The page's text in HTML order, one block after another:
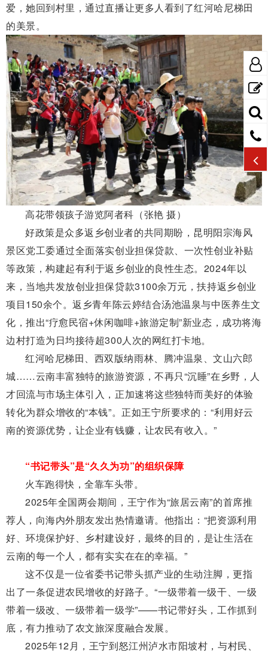
爱，她回到村里，通过直播让更多人看到了红河哈尼梯田
的美景。
高花带领孩子游览阿者科（张艳 摄）
好政策是众多返乡创业者的共同期盼，昆明阳宗海风
景区党工委通过全面落实创业担保贷款、一次性创业补贴
等政策，构建起有利于返乡创业的良性生态。2024年以
来，当地共发放创业担保贷款3100余万元，扶持返乡创业
项目150余个。返乡青年陈云婷结合汤池温泉与中医养生文
化，推出“疗愈民宿+休闲咖啡+旅游定制”新业态，成功将海
边村打造为日均接待超300人次的网红打卡地。
红河哈尼梯田、西双版纳雨林、腾冲温泉、文山六郎
城……云南丰富独特的旅游资源，不再只“沉睡”在乡野，人
才回流与市场主体引入，正加速将这些独特而美好的体验
转化为群众增收的“本钱”。正如王宁所要求的：“利用好云
南的资源优势，让企业有钱赚，让农民有收入。”
“书记带头”是“久久为功”的组织保障
火车跑得快，全靠车头带。
2025年全国两会期间，王宁作为“旅居云南”的首席推
荐人，向海内外朋友发出热情邀请。他指出：“把资源利用
好、环境保护好、乡村建设好，最终的目的，是让生活在
云南的每一个人，都有实实在在的幸福。”
这不仅是一位省委书记带头抓产业的生动注脚，更指
出了一条促进农民增收的好路子。“一级带着一级干、一级
带着一级改、一级带着一级学”——书记带好头，工作抓到
底，有力推动了农文旅深度融合发展。
2025年12月，王宁到怒江州泸水市阳坡村，与村民、